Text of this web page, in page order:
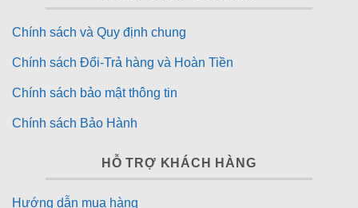
Chính sách và Quy định chung
Chính sách Đổi-Trả hàng và Hoàn Tiền
Chính sách bảo mật thông tin
Chính sách Bảo Hành
HỖ TRỢ KHÁCH HÀNG
Hướng dẫn mua hàng